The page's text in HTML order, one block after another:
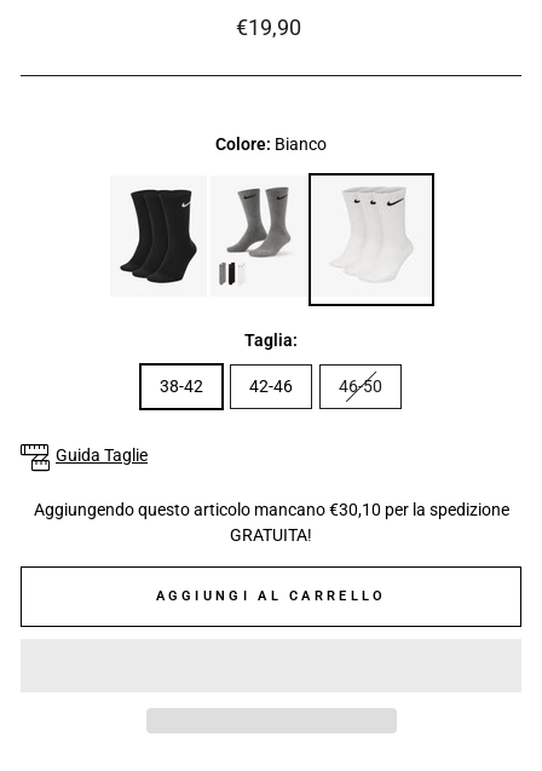
Prezzo
€19,90
Colore: Bianco
Taglia:
38-42 42-46 46-50
Guida Taglie
Aggiungendo questo articolo mancano €30,10 per la spedizione
GRATUITA!
AGGIUNGI AL CARRELLO